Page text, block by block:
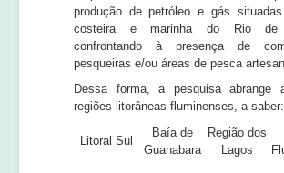
produção de petróleo e gás
costeira e marinha do Rio de
confrontando à presença de
pesqueiras e/ou áreas de pesca
Dessa forma, a pesquisa abrange
regiões litorâneas fluminenses, a saber:
Litoral Sul
Baía de
Guanabara
Região dos
Lagos